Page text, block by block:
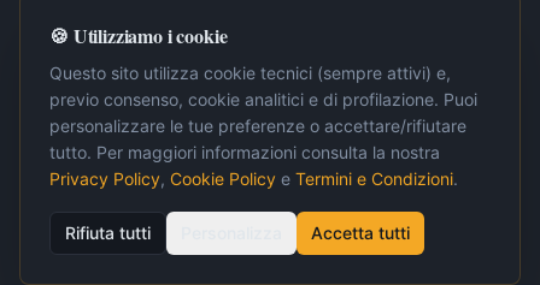
Nota editoriale: I contenuti pubblicati su LavoroInternet.org sono
Gazzetta Ufficiale della Repubblica Italiana. Ogni articolo è
verificato e aggiornato periodicamente per garantire accuratezza e
pertinenza. Per approfondimenti normativi o situazioni specifiche, si
raccomanda la consultazione di un professionista abilitato.
© 2008– 2026 LavoroInternet.org — Tutti i diritti riservati
🍪 Utilizziamo i cookie
Questo sito utilizza cookie tecnici (sempre attivi) e,
previo consenso, cookie analitici e di profilazione. Puoi
personalizzare le tue preferenze o accettare/rifiutare
tutto. Per maggiori informazioni consulta la nostra
Privacy Policy, Cookie Policy e Termini e Condizioni.
Rifiuta tutti Accetta tutti